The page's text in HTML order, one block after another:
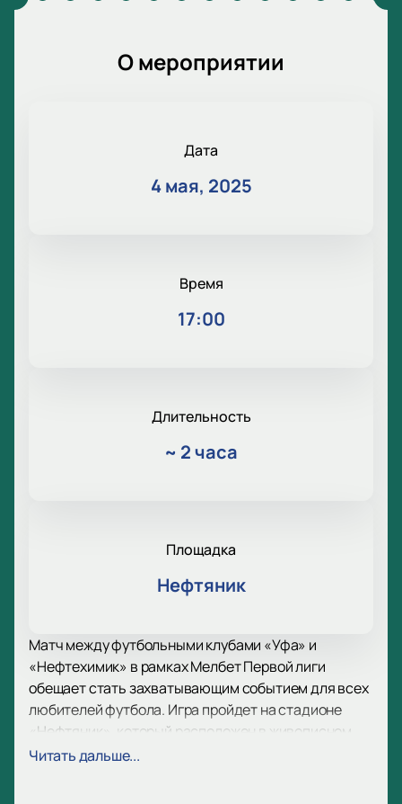
О мероприятии
Дата
4 мая, 2025
Время
17:00
Длительность
~ 2 часа
Площадка
Нефтяник
Матч между футбольными клубами «Уфа» и
«Нефтехимик» в рамках Мелбет Первой лиги
обещает стать захватывающим событием для всех
любителей футбола. Игра пройдет на стадионе
«Нефтяник», который расположен в живописном
районе города Уфа. Этот стадион, известный своей
Читать дальше...